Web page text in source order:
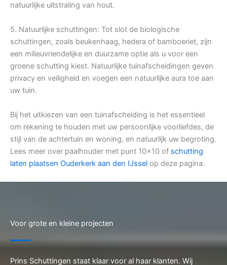
natuurlijke uitstraling van hout.
5. Natuurlijke schuttingen: Tot slot de biologische
schuttingen, zoals beukenhaag, hedera of bamboeriet, zijn
een milieuvriendelijke en duurzame optie als u voor een
groene schutting kiest. Natuurlijke tuinafscheidingen geven
privacy en veiligheid en voegen een natuurlijke aura toe aan
uw tuin.
Bij het uitkiezen van een tuinafscheiding is het essentieel
om rekening te houden met uw persoonlijke voorliefdes, de
stijl van de achtertuin en woning, en natuurlijk uw begroting.
Lees meer over paalhouder met punt 10×10 of schutting
laten plaatsen Ouderkerk aan den IJssel op deze pagina.
Voor grote en kleine projecten
Prins Schuttingen staat klaar voor al haar klanten. Wij